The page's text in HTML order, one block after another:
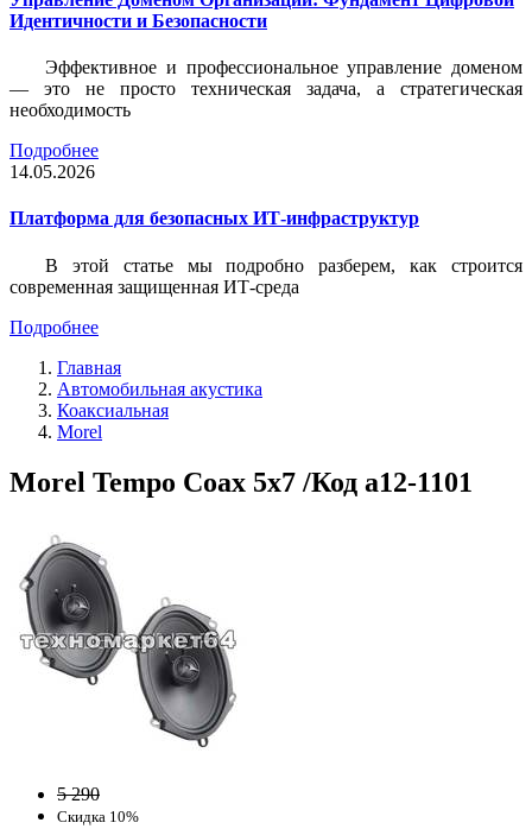
Идентичности и Безопасности
Эффективное и профессиональное управление доменом
— это не просто техническая задача, а стратегическая
необходимость
Подробнее
14.05.2026
Платформа для безопасных ИТ-инфраструктур
В этой статье мы подробно разберем, как строится
современная защищенная ИТ-среда
Подробнее
Главная
Автомобильная акустика
Коаксиальная
Morel
Morel Tempo Coax 5х7 /Код a12-1101
5 290
Скидка 10%